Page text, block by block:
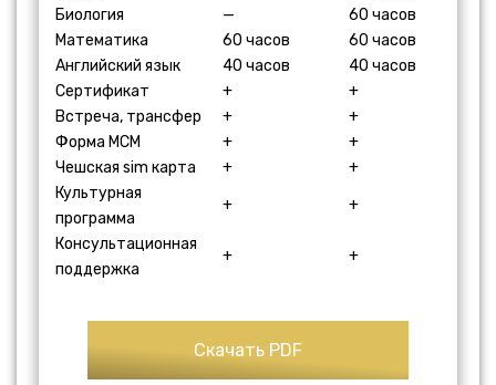
Биология
—
60 часов
Математика
60 часов
60 часов
Английский язык
40 часов
40 часов
Сертификат
+
+
Встреча, трансфер
+
+
Форма МСМ
+
+
Чешская sim карта
+
+
Культурная
программа
+ +
Консультационная
поддержка
+ +
Скачать PDF